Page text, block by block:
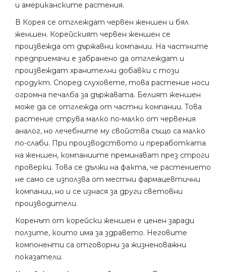
и американските растения.
В Корея се отглеждат червен женшен и бял
женшен. Корейският червен женшен се
произвежда от държавни компании. На частните
предприемачи е забранено да отглеждат и
произвеждат хранителни добавки с този
продукт. Според слуховете, това растение носи
огромна печалба за държавата. Белият женшен
може да се отглежда от частни компании. Това
растение струва малко по-малко от червения
аналог, но лечебните му свойства също са малко
по-слаби. При производството и преработката
на женшен, компаниите преминават през строги
проверки. Това се дължи на факта, че растението
не само се използва от местни фармацевтични
компании, но и се изнася за други световни
производители.
Коренът от корейски женшен е ценен заради
ползите, които има за здравето. Неговите
компоненти са отговорни за жизненоважни
показатели.